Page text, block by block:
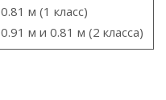
0.81 м (1 класс)
0.91 м и 0.81 м (2 класса)